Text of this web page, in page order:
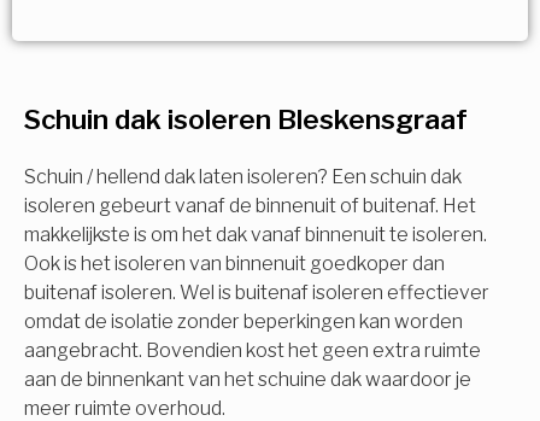
Schuin dak isoleren Bleskensgraaf
Schuin / hellend dak laten isoleren? Een schuin dak
isoleren gebeurt vanaf de binnenuit of buitenaf. Het
makkelijkste is om het dak vanaf binnenuit te isoleren.
Ook is het isoleren van binnenuit goedkoper dan
buitenaf isoleren. Wel is buitenaf isoleren effectiever
omdat de isolatie zonder beperkingen kan worden
aangebracht. Bovendien kost het geen extra ruimte
aan de binnenkant van het schuine dak waardoor je
meer ruimte overhoud.
Meerdere keuzes mogelijk
Isolatiemaatregel
Spouwisolatie
Vloerisolatie
Dakisolatie
Gevelisolatie
subsidie!
Vul uw gegevens in en ontvang nu direct uw
berekening per mail.
Voornaam